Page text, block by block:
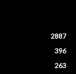
2887
396
263